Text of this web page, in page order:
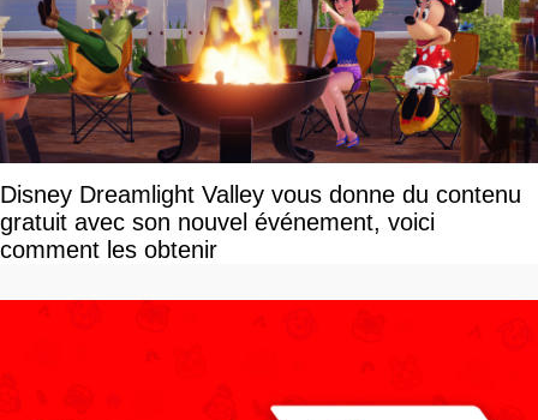
Disney Dreamlight Valley vous donne du contenu
gratuit avec son nouvel événement, voici
comment les obtenir